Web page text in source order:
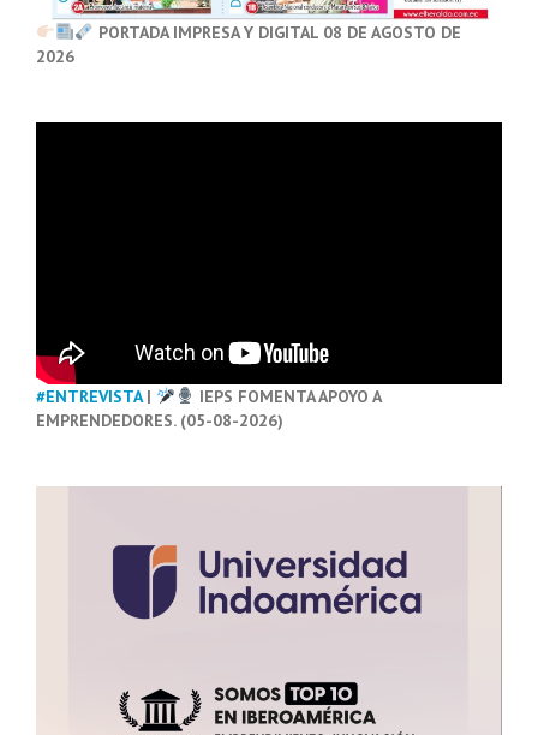
PORTADA IMPRESA Y DIGITAL 08 DE AGOSTO DE
2026
#ENTREVISTA|
IEPS FOMENTA APOYO A
EMPRENDEDORES. (05-08-2026)